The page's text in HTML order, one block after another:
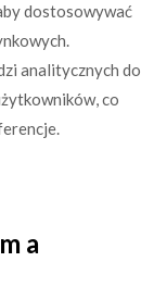
dostosowywać
analitycznych do
co
a